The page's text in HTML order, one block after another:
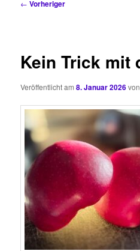
← Vorheriger
Kein Trick mit
Veröffentlicht am8. Januar 2026